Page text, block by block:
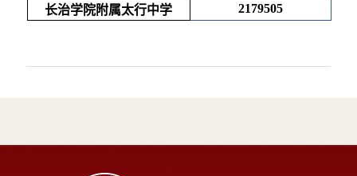
长治学院附属太行中学 2179505